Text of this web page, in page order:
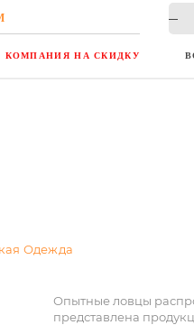
КОМПАНИЯ НА СКИДКУ
Одежда
Опытные ловцы
представлена